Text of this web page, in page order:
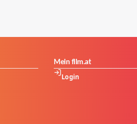
Mein film.at
Login